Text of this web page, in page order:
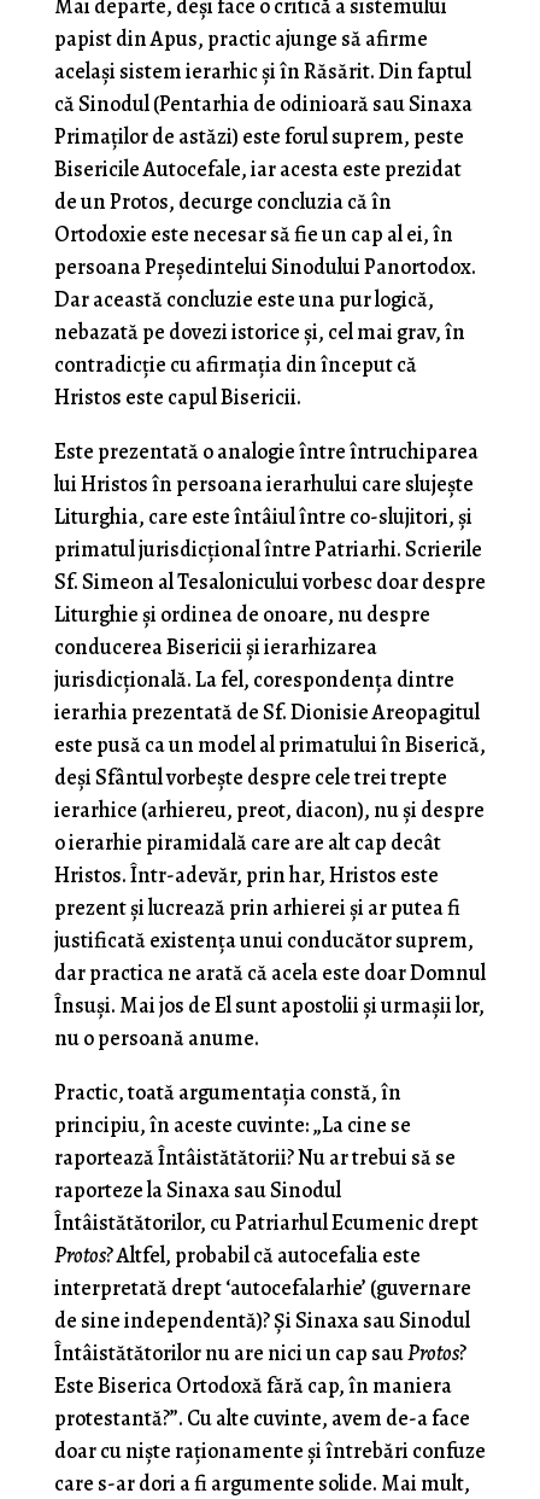
Mai departe, deși face o critică a sistemului
papist din Apus, practic ajunge să afirme
același sistem ierarhic și în Răsărit. Din faptul
că Sinodul (Pentarhia de odinioară sau Sinaxa
Primaților de astăzi) este forul suprem, peste
Bisericile Autocefale, iar acesta este prezidat
de un Protos, decurge concluzia că în
Ortodoxie este necesar să fie un cap al ei, în
persoana Președintelui Sinodului Panortodox.
Dar această concluzie este una pur logică,
nebazată pe dovezi istorice și, cel mai grav, în
contradicție cu afirmația din început că
Hristos este capul Bisericii.
Este prezentată o analogie între întruchiparea
lui Hristos în persoana ierarhului care slujește
Liturghia, care este întâiul între co-slujitori, și
primatul jurisdicțional între Patriarhi. Scrierile
Sf. Simeon al Tesalonicului vorbesc doar despre
Liturghie și ordinea de onoare, nu despre
conducerea Bisericii și ierarhizarea
jurisdicțională. La fel, corespondența dintre
ierarhia prezentată de Sf. Dionisie Areopagitul
este pusă ca un model al primatului în Biserică,
deși Sfântul vorbește despre cele trei trepte
ierarhice (arhiereu, preot, diacon), nu și despre
o ierarhie piramidală care are alt cap decât
Hristos. Într-adevăr, prin har, Hristos este
prezent și lucrează prin arhierei și ar putea fi
justificată existența unui conducător suprem,
dar practica ne arată că acela este doar Domnul
Însuși. Mai jos de El sunt apostolii și urmașii lor,
nu o persoană anume.
Practic, toată argumentația constă, în
principiu, în aceste cuvinte: „La cine se
raportează Întâistătătorii? Nu ar trebui să se
raporteze la Sinaxa sau Sinodul
Întâistătătorilor, cu Patriarhul Ecumenic drept
Protos? Altfel, probabil că autocefalia este
interpretată drept ‘autocefalarhie’ (guvernare
de sine independentă)? Și Sinaxa sau Sinodul
Întâistătătorilor nu are nici un cap sauProtos?
Este Biserica Ortodoxă fără cap, în maniera
protestantă?”. Cu alte cuvinte, avem de-a face
doar cu niște raționamente și întrebări confuze
care s-ar dori a fi argumente solide. Mai mult,